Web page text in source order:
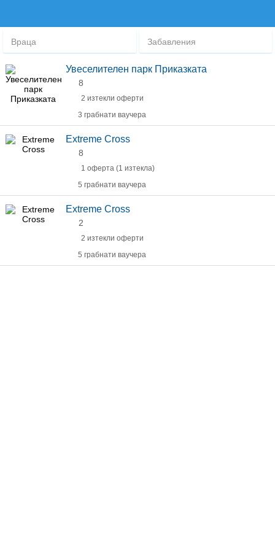
Враца Забавления
Увеселителен парк Приказката
8
2 изтекли оферти
3 грабнати ваучера
Extreme Cross
8
1 оферта (1 изтекла)
5 грабнати ваучера
Extreme Cross
2
2 изтекли оферти
5 грабнати ваучера